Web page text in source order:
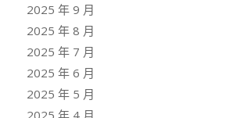
2025 年 9 月
2025 年 8 月
2025 年 7 月
2025 年 6 月
2025 年 5 月
2025 年 4 月